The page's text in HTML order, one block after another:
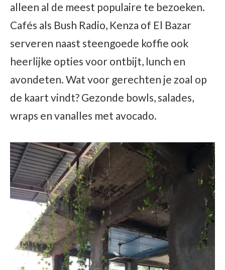
alleen al de meest populaire te bezoeken.
Cafés als Bush Radio, Kenza of El Bazar
serveren naast steengoede koffie ook
heerlijke opties voor ontbijt, lunch en
avondeten. Wat voor gerechten je zoal op
de kaart vindt? Gezonde bowls, salades,
wraps en vanalles met avocado.